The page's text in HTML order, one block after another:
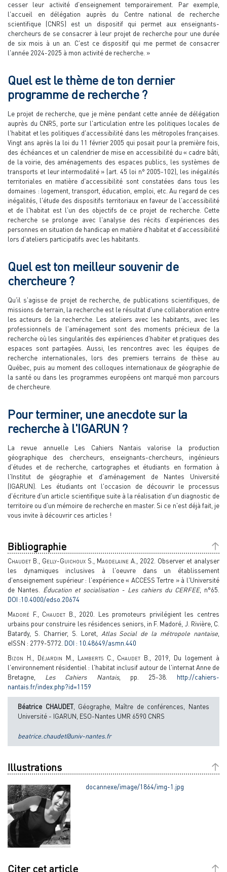
cesser leur activité d'enseignement temporairement. Par exemple,
l'accueil en délégation auprès du Centre national de recherche
scientifique (CNRS) est un dispositif qui permet aux enseignants-
chercheurs de se consacrer à leur projet de recherche pour une durée
de six mois à un an. C'est ce dispositif qui me permet de consacrer
l'année 2024-2025 à mon activité de recherche. »
Quel est le thème de ton dernier
programme de recherche ?
Le projet de recherche, que je mène pendant cette année de délégation
auprès du CNRS, porte sur l'articulation entre les politiques locales de
l'habitat et les politiques d'accessibilité dans les métropoles françaises.
Vingt ans après la loi du 11 février 2005 qui posait pour la première fois,
des échéances et un calendrier de mise en accessibilité du « cadre bâti,
de la voirie, des aménagements des espaces publics, les systèmes de
transports et leur intermodalité » (art. 45 loi n° 2005-102), les inégalités
territoriales en matière d'accessibilité sont constatées dans tous les
domaines : logement, transport, éducation, emploi, etc. Au regard de ces
inégalités, l'étude des dispositifs territoriaux en faveur de l'accessibilité
et de l'habitat est l'un des objectifs de ce projet de recherche. Cette
recherche se prolonge avec l'analyse des récits d'expériences des
personnes en situation de handicap en matière d'habitat et d'accessibilité
lors d'ateliers participatifs avec les habitants.
Quel est ton meilleur souvenir de
chercheure ?
Qu'il s'agisse de projet de recherche, de publications scientifiques, de
missions de terrain, la recherche est le résultat d'une collaboration entre
les acteurs de la recherche. Les ateliers avec les habitants, avec les
professionnels de l'aménagement sont des moments précieux de la
recherche où les singularités des expériences d'habiter et pratiques des
espaces sont partagées. Aussi, les rencontres avec les équipes de
recherche internationales, lors des premiers terrains de thèse au
Québec, puis au moment des colloques internationaux de géographie de
la santé ou dans les programmes européens ont marqué mon parcours
de chercheure.
Pour terminer, une anecdote sur la
recherche à l'IGARUN ?
La revue annuelle Les Cahiers Nantais valorise la production
géographique des chercheurs, enseignants-chercheurs, ingénieurs
d'études et de recherche, cartographes et étudiants en formation à
l'Institut de géographie et d'aménagement de Nantes Université
(IGARUN). Les étudiants ont l'occasion de découvrir le processus
d'écriture d'un article scientifique suite à la réalisation d'un diagnostic de
territoire ou d'un mémoire de recherche en master. Si ce n'est déjà fait, je
vous invite à découvrir ces articles !
Bibliographie
Chaudet B., Gelly-Guichoux S., Magdelaine A.,
2022. Observer et analyser
les dynamiques inclusives à l'oeuvre dans un établissement
d'enseignement supérieur : l'expérience « ACCESS Tertre » à l'Université
de Nantes. Éducation et socialisation - Les cahiers du CERFEE, n°65.
DOI :10.4000/edso.20674
Madoré F., Chaudet B.,
2020. Les promoteurs privilégient les centres
urbains pour construire les résidences seniors, in F. Madoré, J. Rivière, C.
Batardy, S. Charrier, S. Loret, Atlas Social de la métropole nantaise
eISSN : 2779-5772. DOI : 10.48649/asmn.440
Bizon H., Déjardin M., Lamberts C., Chaudet B.,
2019, Du logement à
l'environnement résidentiel : l'habitat inclusif autour de l'internat Anne de
Bretagne, Les Cahiers Nantais, pp. 25-38. http://cahiers-
nantais.fr/index.php?id=1159
Béatrice CHAUDET, Géographe, Maître de conférences, Nantes
Université - IGARUN, ESO-Nantes UMR 6590 CNRS
beatrice.chaudet@univ-nantes.fr
Illustrations
docannexe/image/1864/img-1.jpg
Citer cet article